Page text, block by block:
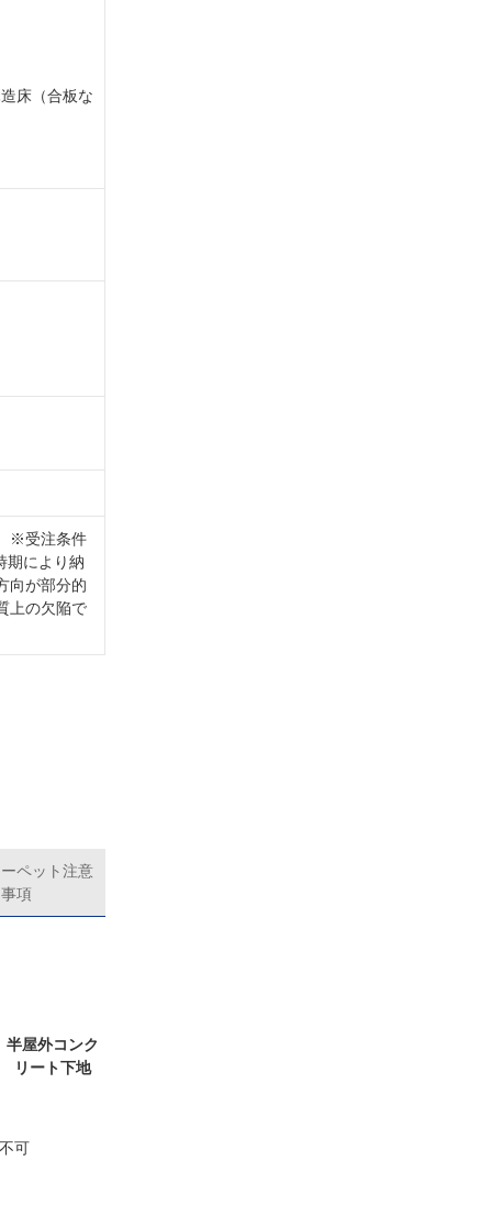
床（合板な
※受注条件
期により納
向が部分的
上の欠陥で
ペット注意
事項
半屋外コンク
リート下地
不可